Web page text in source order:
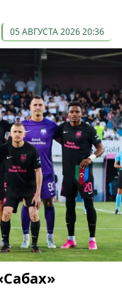
05 АВГУСТА 2026 20:36